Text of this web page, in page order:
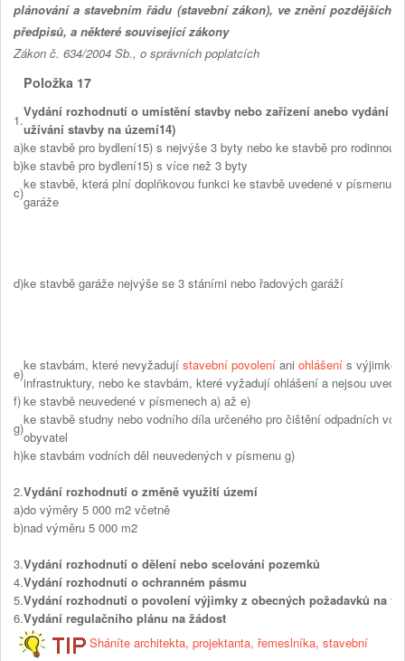
plánování a stavebním řádu (stavební zákon), ve znění pozdějších
předpisů, a některé související zákony
Zákon č. 634/2004 Sb., o správních poplatcích
Položka 17
1.
Vydání rozhodnutí o umístění stavby nebo zařízení anebo vydání
užívání stavby na území14)
a)ke stavbě pro bydlení15) s nejvýše 3 byty nebo ke stavbě pro rodinnou
b)ke stavbě pro bydlení15) s více než 3 byty
c)
ke stavbě, která plní doplňkovou funkci ke stavbě uvedené v písmenu
garáže
d)ke stavbě garáže nejvýše se 3 stáními nebo řadových garáží
e)
ke stavbám, které nevyžadují stavební povolení ani ohlášení s
infrastruktury, nebo ke stavbám, které vyžadují ohlášení a nejsou
f)ke stavbě neuvedené v písmenech a) až e)
g)
ke stavbě studny nebo vodního díla určeného pro čištění odpadních
obyvatel
h)ke stavbám vodních děl neuvedených v písmenu g)
2.Vydání rozhodnutí o změně využití území
a)do výměry 5 000 m2 včetně
b)nad výměru 5 000 m2
3.Vydání rozhodnutí o dělení nebo scelování pozemků
4.Vydání rozhodnutí o ochranném pásmu
5.Vydání rozhodnutí o povolení výjimky z obecných požadavků na
6.Vydání regulačního plánu na žádost
Sháníte architekta, projektanta, řemeslníka, stavební